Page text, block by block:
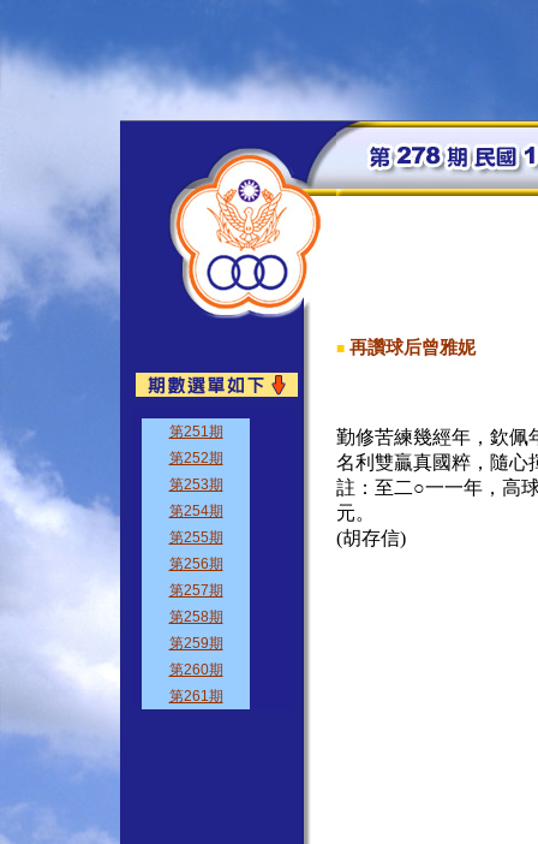
■ 再讚球后曾雅妮
勤修苦練幾經年，欽佩
名利雙贏真國粹，隨心
註：至二○一一年，高
元。
(胡存信)